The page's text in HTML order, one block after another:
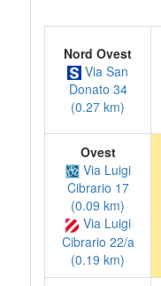
Nord Ovest
Via San
Donato 34
(0.27 km)
Ovest
Via Luigi
Cibrario 17
(0.09 km)
Via Luigi
Cibrario 22/a
(0.19 km)